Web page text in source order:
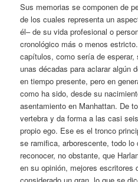
Sus memorias se componen de
de los cuales representa un
él– de su vida profesional o
cronológico más o menos
capítulos, como sería de esperar,
unas décadas para aclarar algún
en tiempo presente, pero en
como ha sido, desde su
asentamiento en Manhattan. De
vertebra y da forma a las casi
propio ego. Ese es el tronco
se ramifica, arborescente, todo
reconocer, no obstante, que
en su opinión, mejores escritores